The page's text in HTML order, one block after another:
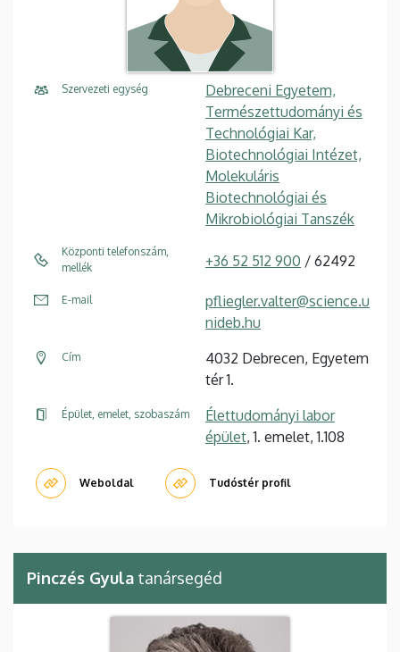
Szervezeti egység
Debreceni Egyetem,
Természettudományi és
Technológiai Kar,
Biotechnológiai Intézet,
Molekuláris
Biotechnológiai és
Mikrobiológiai Tanszék
Központi telefonszám,
mellék
+36 52 512 900 / 62492
E-mail
pfliegler.valter@science.u
nideb.hu
Cím
4032 Debrecen, Egyetem
tér 1.
Épület, emelet, szobaszám
Élettudományi labor
épület, 1. emelet, 1.108
Weboldal Tudóstér profil
Pinczés Gyula tanársegéd